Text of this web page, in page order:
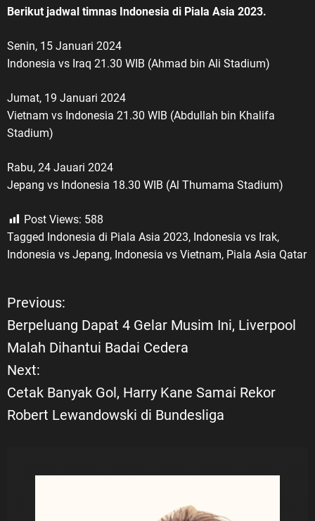
Berikut jadwal timnas Indonesia di Piala Asia 2023.
Senin, 15 Januari 2024
Indonesia vs Iraq 21.30 WIB (Ahmad bin Ali Stadium)
Jumat, 19 Januari 2024
Vietnam vs Indonesia 21.30 WIB (Abdullah bin Khalifa
Stadium)
Rabu, 24 Jauari 2024
Jepang vs Indonesia 18.30 WIB (Al Thumama Stadium)
Post Views: 588
Tagged Indonesia di Piala Asia 2023, Indonesia vs Irak,
Indonesia vs Jepang, Indonesia vs Vietnam, Piala Asia Qatar
N
a
v
i
Previous:
Berpeluang Dapat 4 Gelar Musim Ini, Liverpool
Malah Dihantui Badai Cedera
Next:
Cetak Banyak Gol, Harry Kane Samai Rekor
Robert Lewandowski di Bundesliga